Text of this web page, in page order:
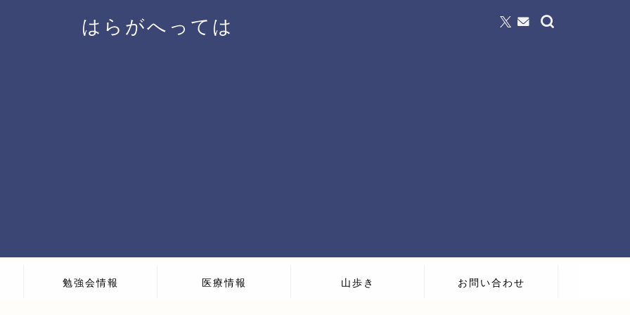
はらがへっては
勉強会情報 医療情報 山歩き お問い合わせ